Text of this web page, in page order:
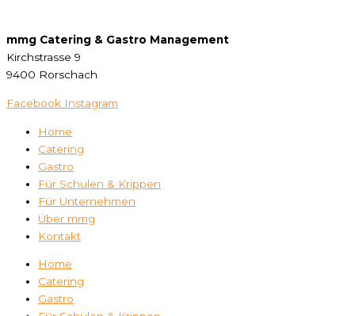
mmg Catering & Gastro Management
Kirchstrasse 9
9400 Rorschach
Facebook Instagram
Home
Catering
Gastro
Für Schulen & Krippen
Für Unternehmen
Über mmg
Kontakt
Home
Catering
Gastro